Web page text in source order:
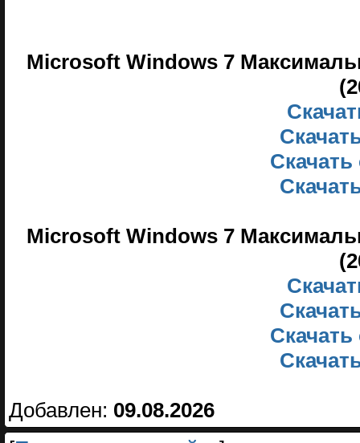
Microsoft Windows 7
Скачать
Microsoft Windows 7
Скачать
Добавлен: 09.08.2026